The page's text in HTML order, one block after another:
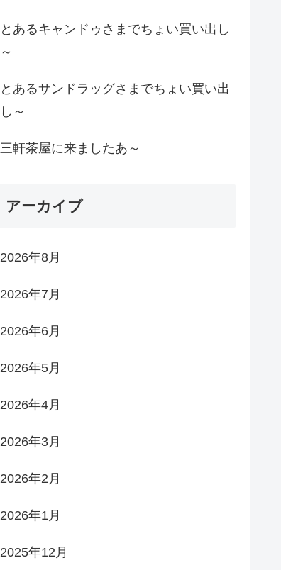
とあるキャンドゥさまでちょい買い出し
～
とあるサンドラッグさまでちょい買い出
し～
三軒茶屋に来ましたあ～
アーカイブ
2026年8月
2026年7月
2026年6月
2026年5月
2026年4月
2026年3月
2026年2月
2026年1月
2025年12月